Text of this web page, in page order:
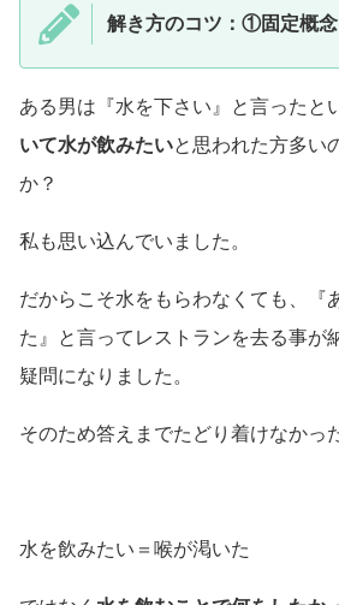
解き方のコツ：①固定概念
ある男は『水を下さい』と言ったと
いて水が飲みたいと思われた方多い
か？
私も思い込んでいました。
だからこそ水をもらわなくても、『
た』と言ってレストランを去る事が
疑問になりました。
そのため答えまでたどり着けなかっ
水を飲みたい＝喉が渇いた